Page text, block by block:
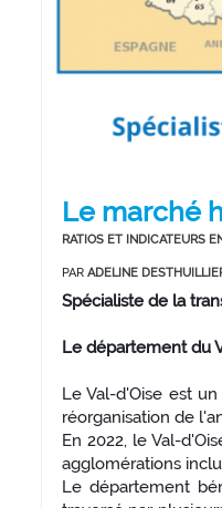
Le marché
RATIOS ET INDICATEURS
PAR ADELINE
Spécialiste de la
Le département du
Le Val-d'Oise est
réorganisation de
En 2022, le Val-
agglomérations
Le département